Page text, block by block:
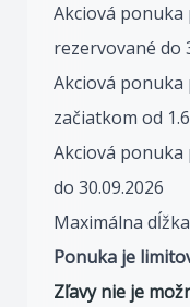
Akciová
rezervované do
Akciová
začiatkom od
Akciová
do 30.09.2026
Maximálna
Ponuka je
Zľavy nie je